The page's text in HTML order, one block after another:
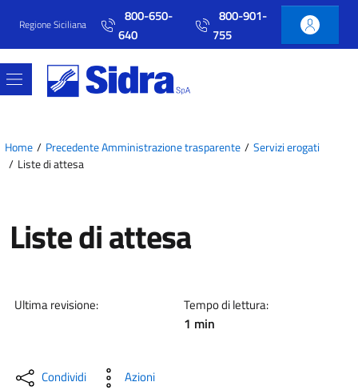
Vai al contenuto principale
Vai al menu principale
Regione Siciliana
800-650-
640
800-901-
755
Home Precedente Amministrazione trasparente
Servizi erogati
Liste di attesa
Liste di attesa
Ultima revisione: Tempo di lettura:
1 min
Condividi Azioni